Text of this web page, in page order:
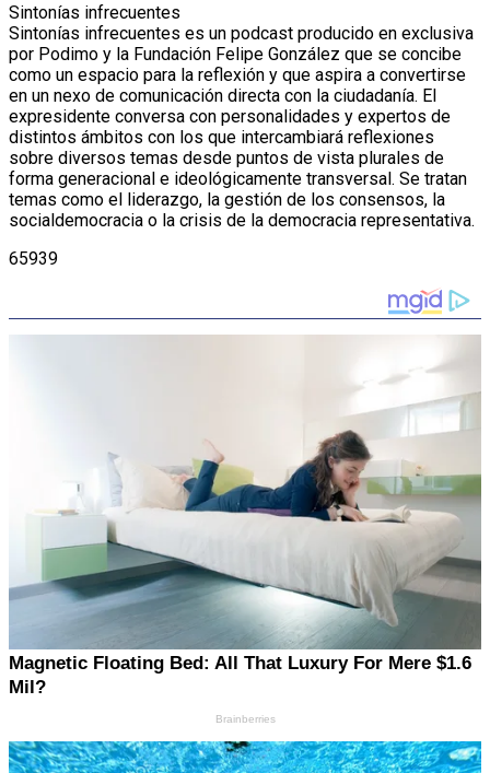
Sintonías infrecuentes
Sintonías infrecuentes es un podcast producido en exclusiva
por Podimo y la Fundación Felipe González que se concibe
como un espacio para la reflexión y que aspira a convertirse
en un nexo de comunicación directa con la ciudadanía. El
expresidente conversa con personalidades y expertos de
distintos ámbitos con los que intercambiará reflexiones
sobre diversos temas desde puntos de vista plurales de
forma generacional e ideológicamente transversal. Se tratan
temas como el liderazgo, la gestión de los consensos, la
socialdemocracia o la crisis de la democracia representativa.
65939